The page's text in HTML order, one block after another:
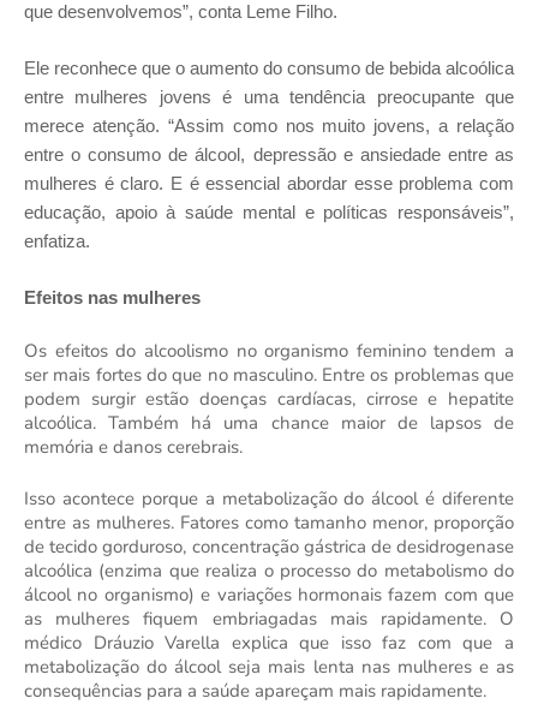
que desenvolvemos”, conta Leme Filho.
Ele reconhece que o aumento do consumo de bebida alcoólica
entre mulheres jovens é uma tendência preocupante que
merece atenção. “Assim como nos muito jovens, a relação
entre o consumo de álcool, depressão e ansiedade entre as
mulheres é claro. E é essencial abordar esse problema com
educação, apoio à saúde mental e políticas responsáveis”,
enfatiza.
Efeitos nas mulheres
Os efeitos do alcoolismo no organismo feminino tendem a
ser mais fortes do que no masculino. Entre os problemas que
podem surgir estão doenças cardíacas, cirrose e hepatite
alcoólica. Também há uma chance maior de lapsos de
memória e danos cerebrais.
Isso acontece porque a metabolização do álcool é diferente
entre as mulheres. Fatores como tamanho menor, proporção
de tecido gorduroso, concentração gástrica de desidrogenase
alcoólica (enzima que realiza o processo do metabolismo do
álcool no organismo) e variações hormonais fazem com que
as mulheres fiquem embriagadas mais rapidamente. O
médico Dráuzio Varella explica que isso faz com que a
metabolização do álcool seja mais lenta nas mulheres e as
consequências para a saúde apareçam mais rapidamente.